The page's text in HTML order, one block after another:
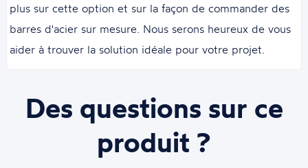
plus sur cette option et sur la façon de commander des
barres d'acier sur mesure. Nous serons heureux de vous
aider à trouver la solution idéale pour votre projet.
Des questions sur ce
produit ?